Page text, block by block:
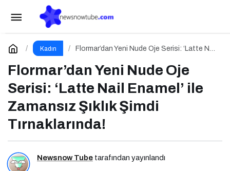
Kadın
Flormar’dan Yeni Nude Oje Serisi: ‘Latte Nail
Tırnaklarında!
Flormar’dan Yeni Nude Oje
Serisi: ‘Latte Nail Enamel’ ile
Zamansız Şıklık Şimdi
Tırnaklarında!
Newsnow Tube tarafından yayınlandı
KAGİDER Momentum Programı Kadın
Girişimcilerin Gücüne Güç Katıyor
Yorum Yap